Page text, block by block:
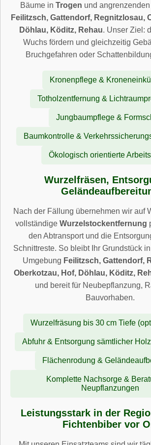
Bäume in Trogen und
Feilitzsch, Gattendorf, Regnitzlosau,
Döhlau, Köditz, Rehau. Unser Ziel:
Wuchs fördern und gleichzeitig
Bruchgefahren oder
Kronenpflege &
Totholzentfernung &
Jungbaumpflege &
Baumkontrolle &
Ökologisch orientierte
Wurzelfräsen,
Nach der Fällung übernehmen wir auf
vollständige Wurzelstockentfernung
den Abtransport und die
Schnittreste. So bleibt Ihr Grundstück in
Umgebung Feilitzsch, Gattendorf,
Oberkotzau, Hof, Döhlau, Köditz,
und bereit für Neubepflanzung,
Bauvorhaben.
Wurzelfräsung bis 30 cm Tiefe
Abfuhr & Entsorgung sämtlicher
Flächenrodung &
Komplette Nachsorge &
Neupflanzungen
Leistungsstark in der
Fichtenbiber vor